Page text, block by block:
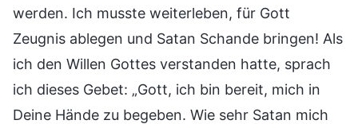
werden. Ich musste weiterleben, für Gott
Zeugnis ablegen und Satan Schande bringen! Als
ich den Willen Gottes verstanden hatte, sprach
ich dieses Gebet: „Gott, ich bin bereit, mich in
Deine Hände zu begeben. Wie sehr Satan mich